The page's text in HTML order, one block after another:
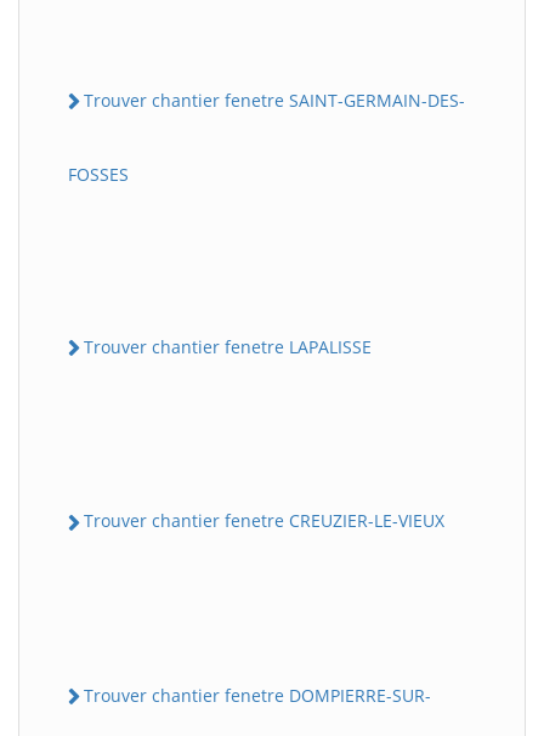
Trouver chantier fenetre SAINT-GERMAIN-DES-
FOSSES
Trouver chantier fenetre LAPALISSE
Trouver chantier fenetre CREUZIER-LE-VIEUX
Trouver chantier fenetre DOMPIERRE-SUR-